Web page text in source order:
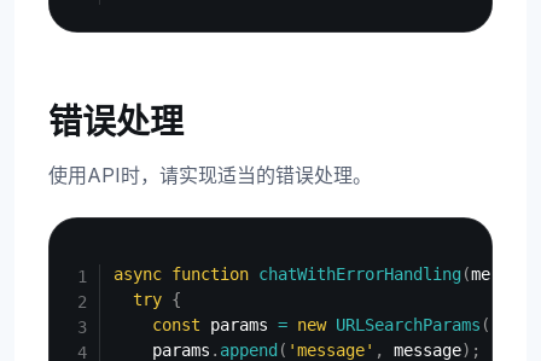
错误处理
使用API时，请实现适当的错误处理。
async function chatWithErrorHandling (message
try {
const params = new URLSearchParams (
    params
. append ( 'message' , message) ;